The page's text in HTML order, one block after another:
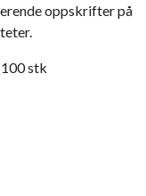
oppskrifter på
stk